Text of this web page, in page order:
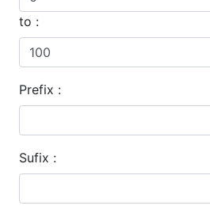
to :
Prefix :
Sufix :